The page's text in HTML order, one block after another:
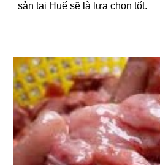
sản tại Huế sẽ là lựa chọn tốt.